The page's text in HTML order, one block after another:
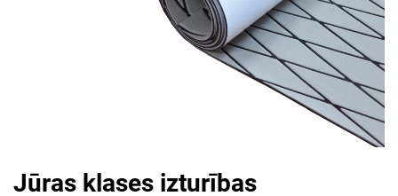
Jūras klases izturības